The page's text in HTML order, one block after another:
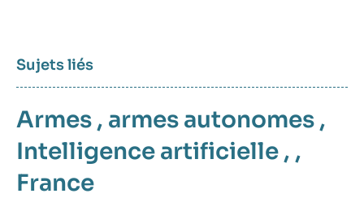
Sujets liés
Armes , armes autonomes ,
Intelligence artificielle , ,
France